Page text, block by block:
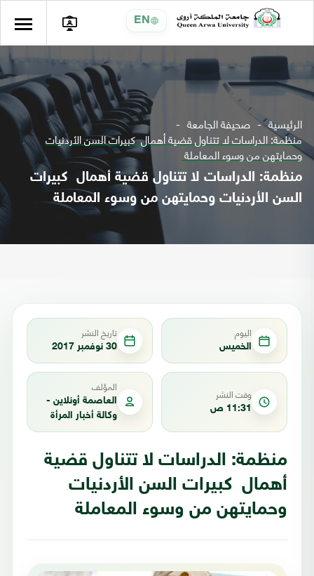
EN
الرئيسية صحيفة الجامعة
منظمة: الدراسات لا تتناول قضية أهمال كبيرات السن الأردنيات
وحمايتهن من وسوء المعاملة
منظمة: الدراسات لا تتناول قضية أهمال كبيرات
السن الأردنيات وحمايتهن من وسوء المعاملة
اليوم
الخميس
تاريخ النشر
30 نوفمبر 2017
وقت النشر
11:31 ص
المؤلف
العاصمة أونلاين -
وكالة أخبار المرأة
منظمة: الدراسات لا تتناول قضية
أهمال كبيرات السن الأردنيات
وحمايتهن من وسوء المعاملة